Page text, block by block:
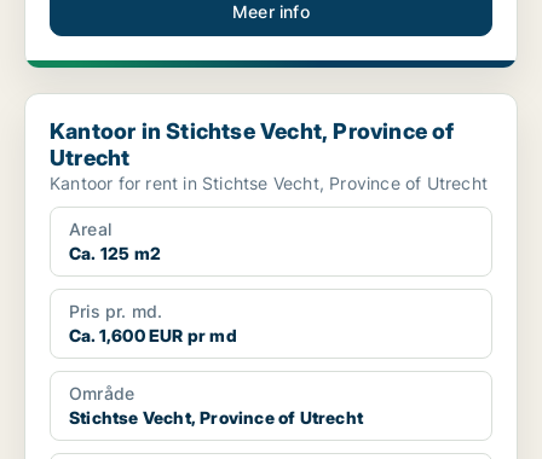
Meer info
Kantoor in Stichtse Vecht, Province of Utrecht
Kantoor in Stichtse Vecht, Province of
Utrecht
Kantoor for rent in Stichtse Vecht, Province of Utrecht
Areal
Ca. 125 m2
Pris pr. md.
Ca. 1,600 EUR pr md
Område
Stichtse Vecht, Province of Utrecht